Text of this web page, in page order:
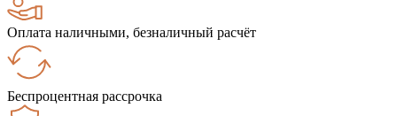
Оплата наличными, безналичный расчёт
Беспроцентная рассрочка